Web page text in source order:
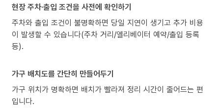
현장 주차·출입 조건을 사전에 확인하기
주차와 출입 조건이 불명확하면 당일 지연이 생기고 추가 비용
이 발생할 수 있습니다(주차 거리/엘리베이터 예약/출입 등록
등).
가구 배치도를 간단히 만들어두기
가구 위치가 명확하면 배치가 빨라져 정리 시간이 줄어드는 편
입니다.